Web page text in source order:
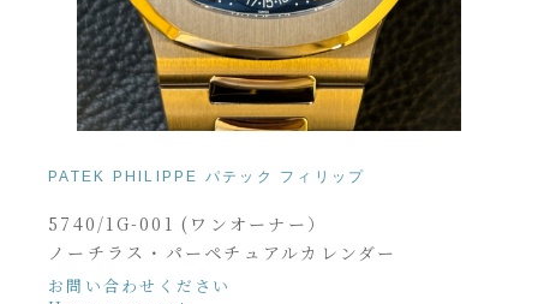
PATEK PHILIPPE パテック フィリップ
5740/1G-001 (ワンオーナー）
ノーチラス・パーペチュアルカレンダー
お問い合わせください